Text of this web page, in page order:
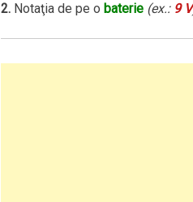
2.Notaţia de pe o baterie (ex.:9 V